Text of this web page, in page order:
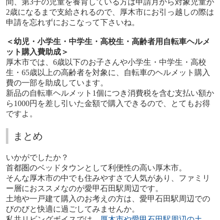
2歳になるまで支給されるので、厚木市にお引っ越しの際は
申請を忘れずにおこなって下さいね。
＜幼児・小学生・中学生・高校生・高齢者用自転車ヘルメ
ット購入費助成＞
厚木市では、 6歳以下のお子さんや小学生・中学生・高校
生・ 65歳以上の高齢者を対象に、自転車のヘルメット購入
費の一部を助成しています。
新品の自転車ヘルメット 1個につき消費税を含む支払い額か
ら1000円を差し引いた金額で購入できるので、とてもお得
ですよ。
まとめ
いかがでしたか？
首都圏のベッドタウンとして利便性の高い厚木市。
そんな厚木市の中でも住みやすさで人気があり、ファミリ
ー層におススメなのが愛甲石田駅周辺です。
土地や一戸建て購入のお考えの方は、愛甲石田駅周辺での
びのびと快適に過ごしてみませんか。